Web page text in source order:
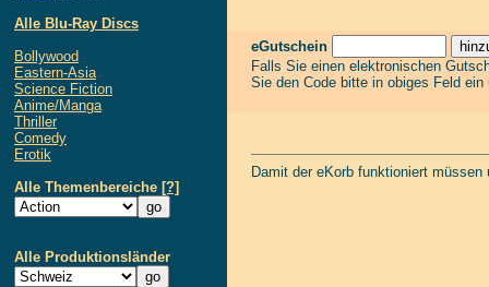
Alle Blu-Ray Discs
Bollywood
Eastern-Asia
Science Fiction
Anime/Manga
Thriller
Comedy
Erotik
Alle Themenbereiche [?]
Alle Produktionsländer
eGutschein
Falls Sie einen elektronischen
Sie den Code bitte in obiges Feld
Damit der eKorb funktioniert